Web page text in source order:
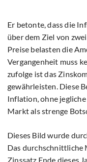
Er betonte, dass die
über dem Ziel von
Preise belasten die
Vergangenheit muss
zufolge ist das
gewährleisten. Diese
Inflation, ohne
Markt als strenge
Dieses Bild wurde
Das durchschnittliche
Zinssatz Ende dieses